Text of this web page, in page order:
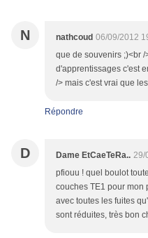
N nathcoud 06/09/2012
que de souvenirs ;)<br
d'apprentissages c'est
/> mais c'est vrai que
Répondre
D Dame EtCaeTeRa.. 29/
pfiouu ! quel boulot
couches TE1 pour mon
avec toutes les fuites
sont réduites, très bon